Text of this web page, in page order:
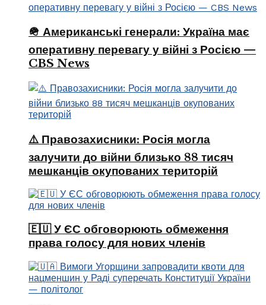
🪖 Американські генерали: Україна має
оперативну перевагу у війні з Росією —
CBS News
⚠️ Правозахисники: Росія могла
залучити до війни близько 88 тисяч
мешканців окупованих територій
🇪🇺 У ЄС обговорюють обмеження
права голосу для нових членів